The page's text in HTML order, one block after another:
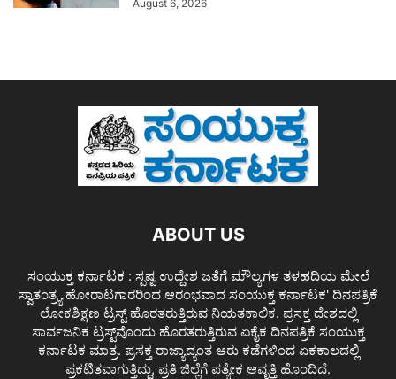
August 6, 2026
ABOUT US
ಸಂಯುಕ್ತ ಕರ್ನಾಟಕ : ಸ್ಪಷ್ಟ ಉದ್ದೇಶ ಜತೆಗೆ ಮೌಲ್ಯಗಳ ತಳಹದಿಯ ಮೇಲೆ
ಸ್ವಾತಂತ್ರ್ಯ ಹೋರಾಟಗಾರರಿಂದ ಆರಂಭವಾದ ಸಂಯುಕ್ತ ಕರ್ನಾಟಕ' ದಿನಪತ್ರಿಕೆ
ಲೋಕಶಿಕ್ಷಣ ಟ್ರಸ್ಟ್ ಹೊರತರುತ್ತಿರುವ ನಿಯತಕಾಲಿಕ. ಪ್ರಸಕ್ತ ದೇಶದಲ್ಲಿ
ಸಾರ್ವಜನಿಕ ಟ್ರಸ್ಟ್‌ವೊಂದು ಹೊರತರುತ್ತಿರುವ ಏಕೈಕ ದಿನಪತ್ರಿಕೆ ಸಂಯುಕ್ತ
ಕರ್ನಾಟಕ ಮಾತ್ರ. ಪ್ರಸಕ್ತ ರಾಜ್ಯಾದ್ಯಂತ ಆರು ಕಡೆಗಳಿಂದ ಏಕಕಾಲದಲ್ಲಿ
ಪ್ರಕಟಿತವಾಗುತ್ತಿದ್ದು, ಪ್ರತಿ ಜಿಲ್ಲೆಗೆ ಪತ್ಯೇಕ ಆವೃತ್ತಿ ಹೊಂದಿದೆ.